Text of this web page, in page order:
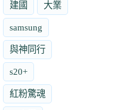
建國 大業
samsung
與神同行
s20+
紅粉驚魂